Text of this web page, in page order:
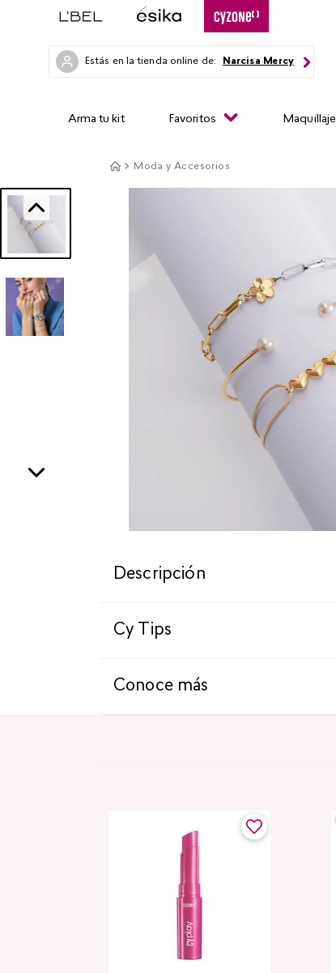
Estás en la tienda online de: Narcisa Mercy
Arma tu kit Favoritos Maquillaje
Moda y Accesorios
Descripción
Cy Tips
Conoce más